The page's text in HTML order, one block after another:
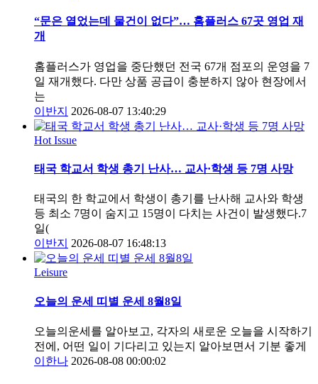
“문은 열었는데 물건이 없다”… 홈플러스 67곳 영업 재
개
홈플러스가 영업을 중단했던 전국 67개 점포의 운영을 7
일 재개했다. 다만 상품 공급이 충분하지 않아 현장에서
는
이반지
2026-08-07 13:40:29
Hot Issue
태국 학교서 학생 총기 난사… 교사·학생 등 7명 사망
태국의 한 학교에서 학생이 총기를 난사해 교사와 학생
등 최소 7명이 숨지고 15명이 다치는 사건이 발생했다.7
일(
이반지
2026-08-07 16:48:13
Leisure
오늘의 운세 띠별 운세 8월8일
오늘의운세를 알아보고, 각자의 새로운 오늘을 시작하기
전에, 어떤 일이 기다리고 있는지 알아보면서 기분 좋게
이한나 2026-08-08 00:00:02